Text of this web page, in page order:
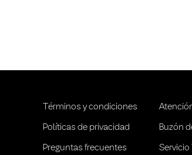
Términos y condiciones
Políticas de privacidad
Preguntas frecuentes
Buzón
Servicio